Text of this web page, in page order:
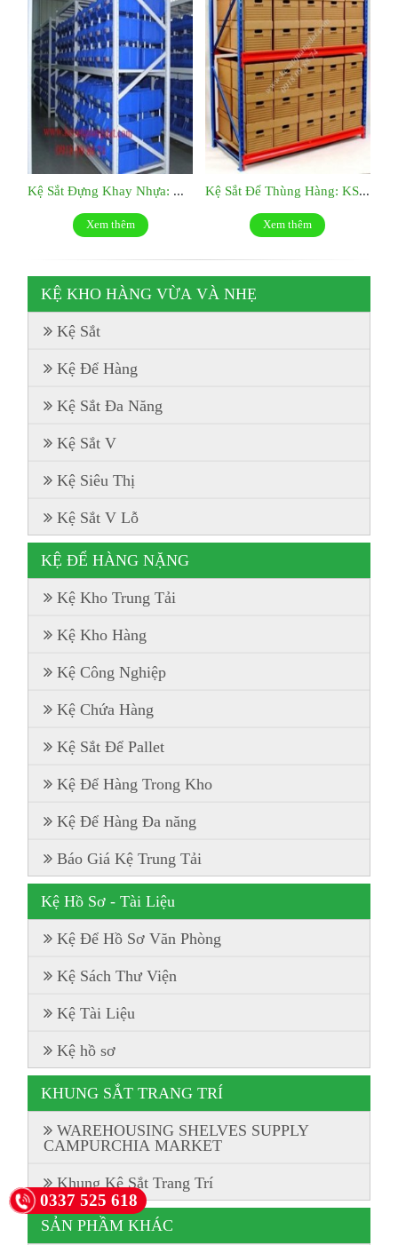
Kệ Sắt Đựng Khay Nhựa: KS029
Xem thêm
Kệ Sắt Để Thùng Hàng: KS028
Xem thêm
KỆ KHO HÀNG VỪA VÀ NHẸ
Kệ Sắt
Kệ Để Hàng
Kệ Sắt Đa Năng
Kệ Sắt V
Kệ Siêu Thị
Kệ Sắt V Lỗ
KỆ ĐỂ HÀNG NẶNG
Kệ Kho Trung Tải
Kệ Kho Hàng
Kệ Công Nghiệp
Kệ Chứa Hàng
Kệ Sắt Để Pallet
Kệ Để Hàng Trong Kho
Kệ Để Hàng Đa năng
Báo Giá Kệ Trung Tải
Kệ Hồ Sơ - Tài Liệu
Kệ Để Hồ Sơ Văn Phòng
Kệ Sách Thư Viện
Kệ Tài Liệu
Kệ hồ sơ
KHUNG SẮT TRANG TRÍ
WAREHOUSING SHELVES SUPPLY
CAMPURCHIA MARKET
Khung Kệ Sắt Trang Trí
SẢN PHẦM KHÁC
0337 525 618